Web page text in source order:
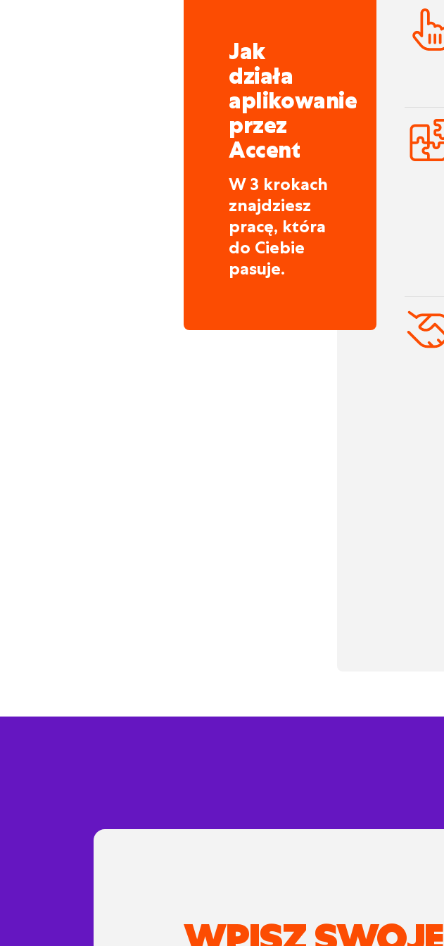
Jak
działa
aplikowanie
przez
Accent
W 3 krokach
znajdziesz
pracę, która
do Ciebie
pasuje.